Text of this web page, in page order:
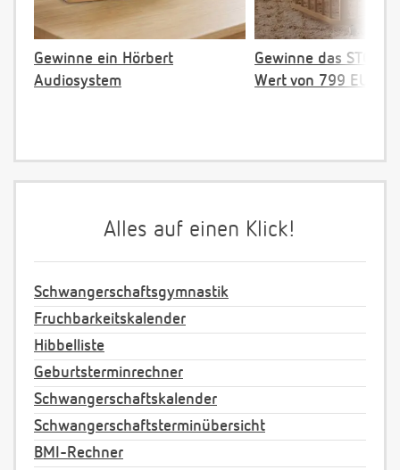
Gewinne ein Hörbert
Audiosystem
Gewinne das
Wert von 799 EUR
Alles auf einen Klick!
Schwangerschaftsgymnastik
Fruchbarkeitskalender
Hibbelliste
Geburtsterminrechner
Schwangerschaftskalender
Schwangerschaftsterminübersicht
BMI-Rechner